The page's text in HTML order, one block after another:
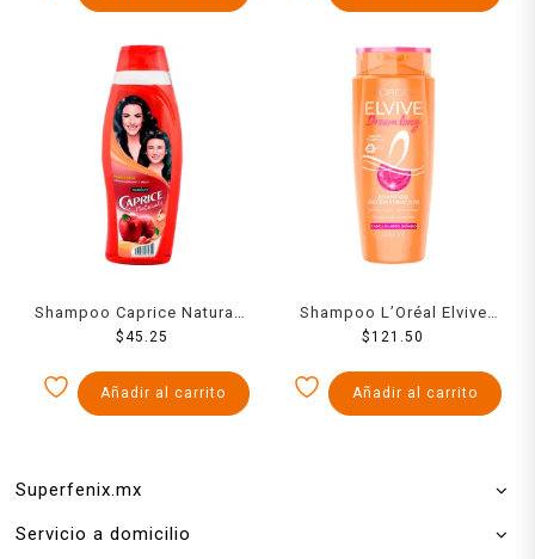
Shampoo Caprice Naturals
fórmula natural con
y brillo 760 ml
$45.25
Añadir al carrito
Shampoo L’Oréal Elvive
dream long cabello largo y
$121.50
Añadir al carrito
Superfenix.mx
Servicio a domicilio